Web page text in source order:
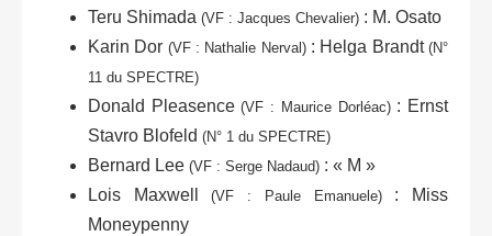
Teru Shimada (VF : Jacques Chevalier) : M. Osato
Karin Dor (VF : Nathalie Nerval): Helga Brandt(N°
11 du SPECTRE)
Donald Pleasence(VF : Maurice Dorléac): Ernst
Stavro Blofeld (N° 1 du SPECTRE)
Bernard Lee (VF : Serge Nadaud) : « M »
Lois Maxwell(VF : Paule Emanuele): Miss
Moneypenny